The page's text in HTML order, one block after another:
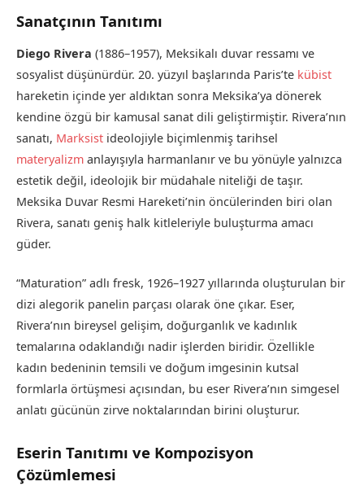
Sanatçının Tanıtımı
Diego Rivera (1886–1957), Meksikalı duvar ressamı ve
sosyalist düşünürdür. 20. yüzyıl başlarında Paris’te kübist
hareketin içinde yer aldıktan sonra Meksika’ya dönerek
kendine özgü bir kamusal sanat dili geliştirmiştir. Rivera’nın
sanatı, Marksist ideolojiyle biçimlenmiş tarihsel
materyalizm anlayışıyla harmanlanır ve bu yönüyle yalnızca
estetik değil, ideolojik bir müdahale niteliği de taşır.
Meksika Duvar Resmi Hareketi’nin öncülerinden biri olan
Rivera, sanatı geniş halk kitleleriyle buluşturma amacı
güder.
“Maturation” adlı fresk, 1926–1927 yıllarında oluşturulan bir
dizi alegorik panelin parçası olarak öne çıkar. Eser,
Rivera’nın bireysel gelişim, doğurganlık ve kadınlık
temalarına odaklandığı nadir işlerden biridir. Özellikle
kadın bedeninin temsili ve doğum imgesinin kutsal
formlarla örtüşmesi açısından, bu eser Rivera’nın simgesel
anlatı gücünün zirve noktalarından birini oluşturur.
Eserin Tanıtımı ve Kompozisyon
Çözümlemesi